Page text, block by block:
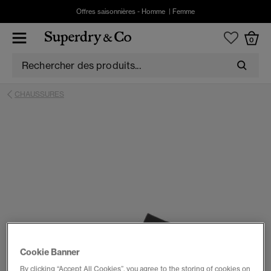
Offres saisonnières - Homme Femme
0
CHAUSSURES
Cookie Banner
By clicking “Accept All Cookies”, you agree to the storing of cookies on